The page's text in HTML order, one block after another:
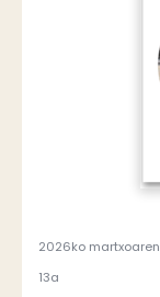
2026ko martxoaren
13a